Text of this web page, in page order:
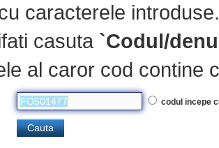
caracterele introduse.
casuta `Codul/
al caror cod contine
codul incepe